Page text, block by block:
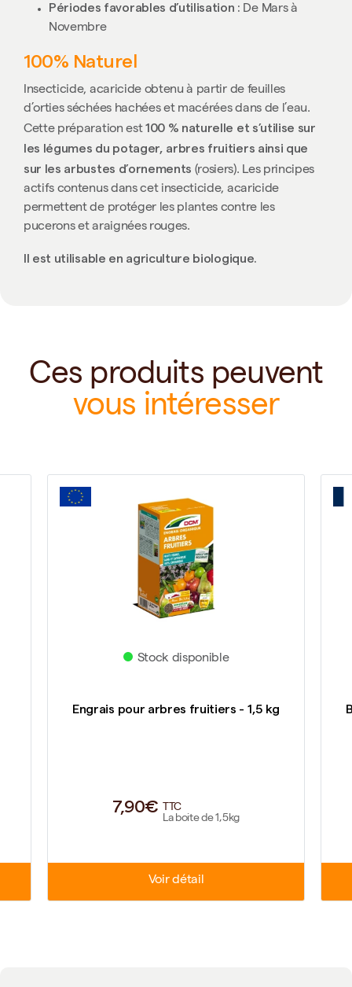
Périodes favorables d’utilisation : De Mars à
Novembre
100% Naturel
Insecticide, acaricide obtenu à partir de feuilles
d’orties séchées hachées et macérées dans de l’eau.
Cette préparation est100 % naturelle et s’utilise sur
les légumes du potager, arbres fruitiers ainsi que
sur les arbustes d’ornements (rosiers). Les principes
actifs contenus dans cet insecticide, acaricide
permettent de protéger les plantes contre les
pucerons et araignées rouges.
Il est utilisable en agriculture biologique.
Ces produits peuvent
vous intéresser
Stock disponible
Engrais pour arbres fruitiers - 1,5 kg
7,90€
TTC
La boite de 1,5kg
Voir détail